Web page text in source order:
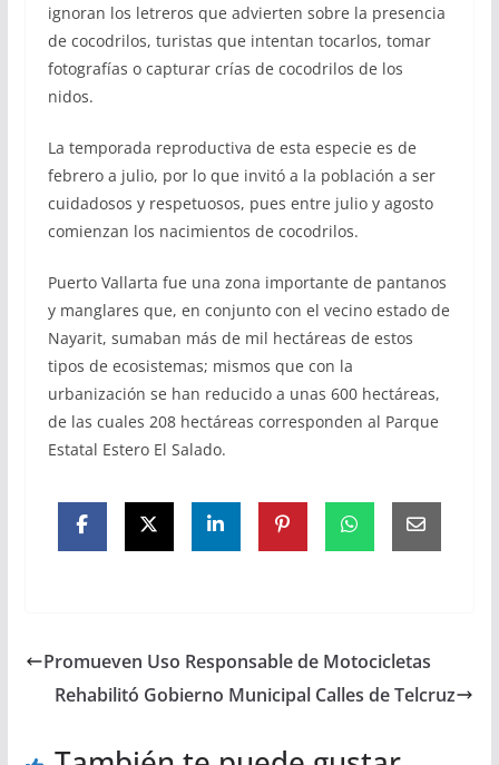
ignoran los letreros que advierten sobre la presencia
de cocodrilos, turistas que intentan tocarlos, tomar
fotografías o capturar crías de cocodrilos de los
nidos.
La temporada reproductiva de esta especie es de
febrero a julio, por lo que invitó a la población a ser
cuidadosos y respetuosos, pues entre julio y agosto
comienzan los nacimientos de cocodrilos.
Puerto Vallarta fue una zona importante de pantanos
y manglares que, en conjunto con el vecino estado de
Nayarit, sumaban más de mil hectáreas de estos
tipos de ecosistemas; mismos que con la
urbanización se han reducido a unas 600 hectáreas,
de las cuales 208 hectáreas corresponden al Parque
Estatal Estero El Salado.
Promueven Uso Responsable de Motocicletas
Rehabilitó Gobierno Municipal Calles de Telcruz